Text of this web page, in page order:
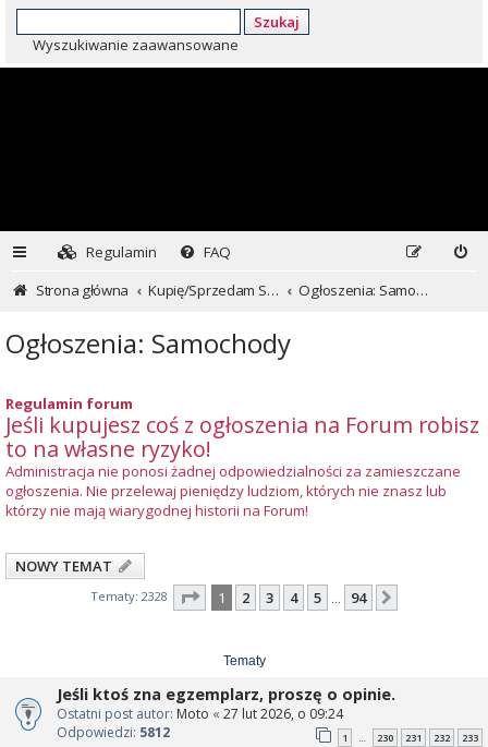
Szukaj
Wyszukiwanie zaawansowane
Regulamin
FAQ
Strona główna
Kupię/Sprzedam Subaru i nie tylko... Ogłoszenia: Samochody
Ogłoszenia: Samochody
Regulamin forum
Jeśli kupujesz coś z ogłoszenia na Forum robisz
to na własne ryzyko!
Administracja nie ponosi żadnej odpowiedzialności za zamieszczane
ogłoszenia. Nie przelewaj pieniędzy ludziom, których nie znasz lub
którzy nie mają wiarygodnej historii na Forum!
NOWY TEMAT
Tematy: 2328 Strona z94
1 2 3 4 5 94
Tematy
Jeśli ktoś zna egzemplarz, proszę o opinie.
Ostatni post autor: Moto « 27 lut 2026, o 09:24
Odpowiedzi: 5812 1 … 230 231 232 233